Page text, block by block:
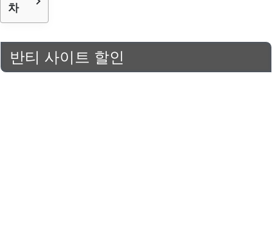
차
반티 사이트 할인